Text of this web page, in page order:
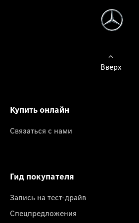
Вверх
Купить онлайн
Связаться с нами
Гид покупателя
Запись на тест-драйв
Спецпредложения